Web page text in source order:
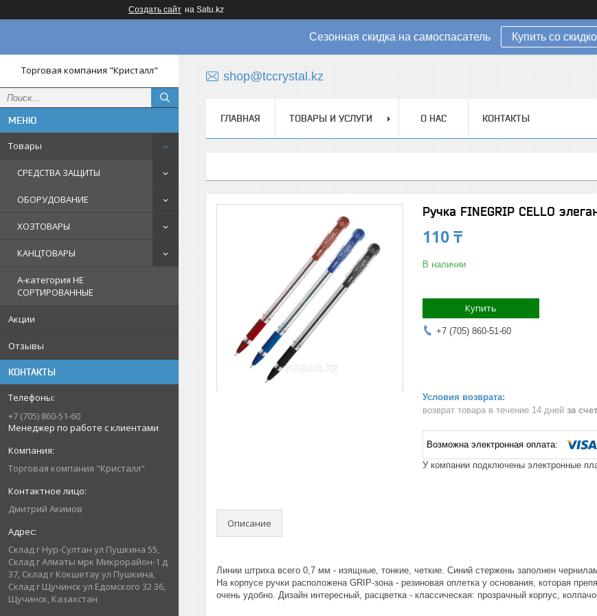
Создать сайт на Satu.kz
Сезонная скидка на самоспасатель Купить со
Торговая компания "Кристалл"
Товары
СРЕДСТВА ЗАЩИТЫ
ОБОРУДОВАНИЕ
ХОЗТОВАРЫ
КАНЦТОВАРЫ
A-категория НЕ
СОРТИРОВАННЫЕ
Акции
Отзывы
КОНТАКТЫ
+7 (705) 860-51-60
Менеджер по работе с клиентами
Торговая компания "Кристалл"
Дмитрий Акимов
Склад г Нур-Султан ул Пушкина 55,
Склад г Алматы мрк Микрорайон-1 д
37, Склад г Кокшетау ул Пушкина,
Склад г Щучинск ул Едомского 32 36,
Щучинск, Казахстан
shop@tccrystal.kz
ГЛАВНАЯ ТОВАРЫ И УСЛУГИ О НАС КОНТАКТЫ
Ручка FINEGRIP CELLO
110 ₸
В наличии
Купить
+7 (705) 860-51-60
возврат товара в течение 14 дней за
У компании подключены электронные
Описание
Линии штриха всего 0,7 мм - изящные, тонкие, четкие. Синий стержень заполнен
На корпусе ручки расположена GRIP-зона - резиновая оплетка у основания, которая
очень удобно. Дизайн интересный, расцветка - классическая: прозрачный корпус,